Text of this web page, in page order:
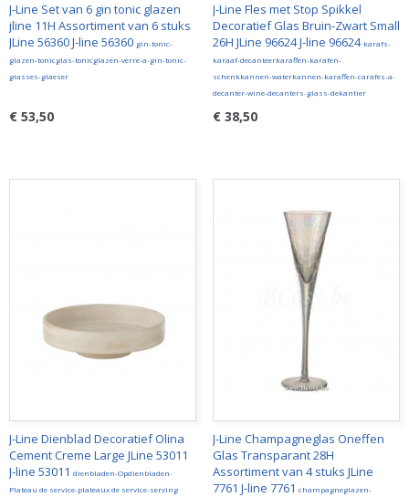
J-Line Set van 6 gin tonic glazen
jline 11H Assortiment van 6 stuks
JLine 56360 J-line 56360 gin-tonic-
glazen-tonicglas-tonicglazen-verre-a-gin-tonic-
glasses-glaeser
€ 53,50
J-Line Fles met Stop Spikkel
Decoratief Glas Bruin-Zwart Small
26H JLine 96624 J-line 96624 karafs-
karaaf-decanteerkaraffen-karafen-
schenkkannen-waterkannen-karaffen-carafes-a-
decanter-wine-decanters-glass-dekantier
€ 38,50
J-Line Dienblad Decoratief Olina
Cement Creme Large JLine 53011
J-line 53011 dienbladen-Opdienbladen-
Plateau de service-plateaux de service-serving
J-Line Champagneglas Oneffen
Glas Transparant 28H
Assortiment van 4 stuks JLine
7761 J-line 7761 champagneglazen-